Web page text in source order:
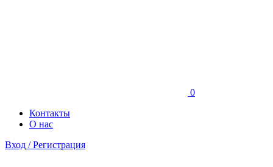
0
Контакты
О нас
Вход / Регистрация